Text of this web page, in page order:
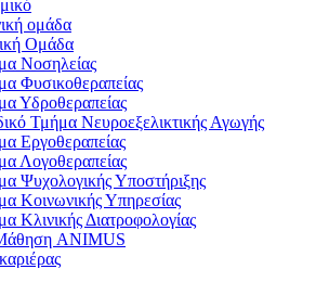
ομάδα
Ομάδα
Νοσηλείας
Φυσικοθεραπείας
Υδροθεραπείας
Τμήμα Νευροεξελικτικής Αγωγής
Εργοθεραπείας
Λογοθεραπείας
Ψυχολογικής Υποστήριξης
Κοινωνικής Υπηρεσίας
Κλινικής Διατροφολογίας
ANIMUS